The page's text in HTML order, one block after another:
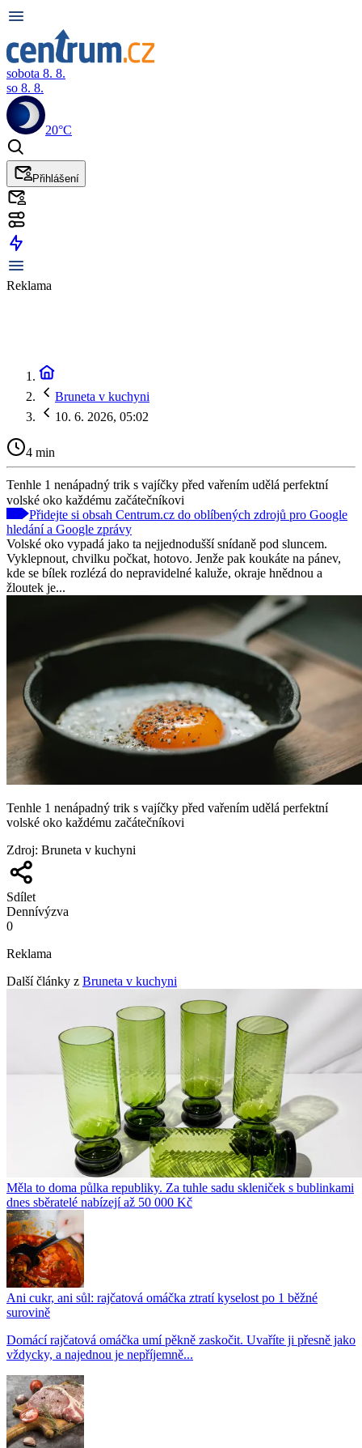
sobota 8. 8.
so 8. 8.
20°C
Přihlášení
Reklama
Bruneta v kuchyni
10. 6. 2026, 05:02
4 min
Tenhle 1 nenápadný trik s vajíčky před vařením udělá perfektní
volské oko každému začátečníkovi
Přidejte si obsah Centrum.cz do oblíbených zdrojů pro Google
hledání a Google zprávy
Volské oko vypadá jako ta nejjednodušší snídaně pod sluncem.
Vyklepnout, chvilku počkat, hotovo. Jenže pak koukáte na pánev,
kde se bílek rozlézá do nepravidelné kaluže, okraje hnědnou a
žloutek je...
Tenhle 1 nenápadný trik s vajíčky před vařením udělá perfektní
volské oko každému začátečníkovi
Zdroj: Bruneta v kuchyni
Sdílet
Dennívýzva
0
Reklama
Další články z Bruneta v kuchyni
Měla to doma půlka republiky. Za tuhle sadu skleniček s bublinkami
dnes sběratelé nabízejí až 50 000 Kč
Ani cukr, ani sůl: rajčatová omáčka ztratí kyselost po 1 běžné
surovině
Domácí rajčatová omáčka umí pěkně zaskočit. Uvaříte ji přesně jako
vždycky, a najednou je nepříjemně...